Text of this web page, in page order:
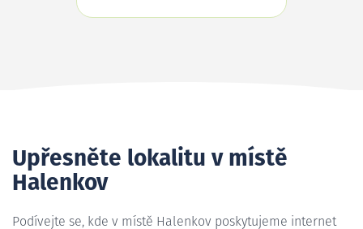
Upřesněte lokalitu v místě
Halenkov
Podívejte se, kde v místě Halenkov poskytujeme internet